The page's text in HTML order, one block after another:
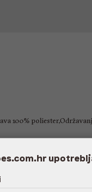
100%